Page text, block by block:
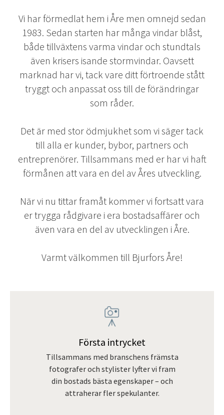
Vi har förmedlat hem i Åre men omnejd sedan
1983. Sedan starten har många vindar blåst,
både tillväxtens varma vindar och stundtals
även krisers isande stormvindar. Oavsett
marknad har vi, tack vare ditt förtroende stått
tryggt och anpassat oss till de förändringar
som råder.
Det är med stor ödmjukhet som vi säger tack
till alla er kunder, bybor, partners och
entreprenörer. Tillsammans med er har vi haft
förmånen att vara en del av Åres utveckling.
När vi nu tittar framåt kommer vi fortsatt vara
er trygga rådgivare i era bostadsaffärer och
även vara en del av utvecklingen i Åre.
Varmt välkommen till Bjurfors Åre!
Första intrycket
Tillsammans med branschens främsta
fotografer och stylister lyfter vi fram
din bostads bästa egenskaper – och
attraherar fler spekulanter.